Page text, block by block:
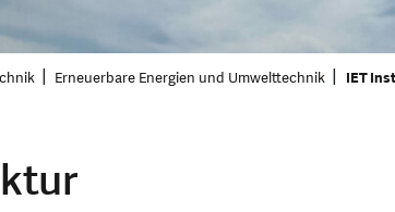
Erneuerbare Energien und Umwelttechnik IET